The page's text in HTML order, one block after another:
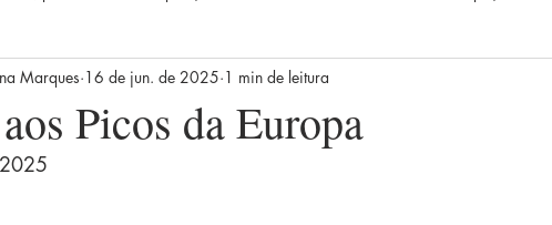
Registos Fotográficos Textos Estudos
Picos da Europa
Marques 16 de jun. de 2025 1 min de leitura